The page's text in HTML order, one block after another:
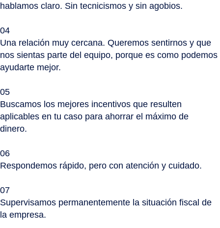
hablamos claro. Sin tecnicismos y sin agobios.
04
Una relación muy cercana. Queremos sentirnos y que
nos sientas parte del equipo, porque es como podemos
ayudarte mejor.
05
Buscamos los mejores incentivos que resulten
aplicables en tu caso para ahorrar el máximo de
dinero.
06
Respondemos rápido, pero con atención y cuidado.
07
Supervisamos permanentemente la situación fiscal de
la empresa.